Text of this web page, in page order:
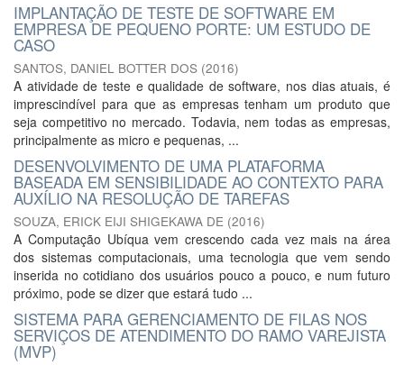
IMPLANTAÇÃO DE TESTE DE SOFTWARE EM
EMPRESA DE PEQUENO PORTE: UM ESTUDO DE
CASO
SANTOS, DANIEL BOTTER DOS (2016)
A atividade de teste e qualidade de software, nos dias atuais, é
imprescindível para que as empresas tenham um produto que
seja competitivo no mercado. Todavia, nem todas as empresas,
principalmente as micro e pequenas, ...
DESENVOLVIMENTO DE UMA PLATAFORMA
BASEADA EM SENSIBILIDADE AO CONTEXTO PARA
AUXÍLIO NA RESOLUÇÃO DE TAREFAS
SOUZA, ERICK EIJI SHIGEKAWA DE (2016)
A Computação Ubíqua vem crescendo cada vez mais na área
dos sistemas computacionais, uma tecnologia que vem sendo
inserida no cotidiano dos usuários pouco a pouco, e num futuro
próximo, pode se dizer que estará tudo ...
SISTEMA PARA GERENCIAMENTO DE FILAS NOS
SERVIÇOS DE ATENDIMENTO DO RAMO VAREJISTA
(MVP)